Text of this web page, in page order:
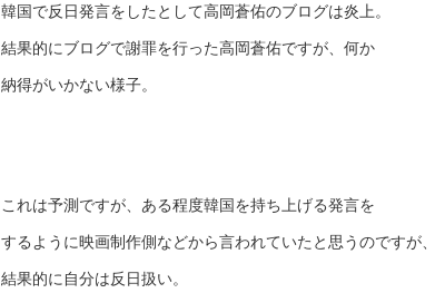
韓国で反日発言をしたとして高岡蒼佑のブログは炎上。
結果的にブログで謝罪を行った高岡蒼佑ですが、何か
納得がいかない様子。
これは予測ですが、ある程度韓国を持ち上げる発言を
するように映画制作側などから言われていたと思うのですが、
結果的に自分は反日扱い。